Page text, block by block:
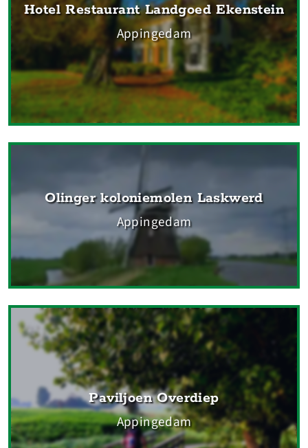
Hotel Restaurant Landgoed Ekenstein
Appingedam
Olinger koloniemolen Laskwerd
Appingedam
Paviljoen Overdiep
Appingedam